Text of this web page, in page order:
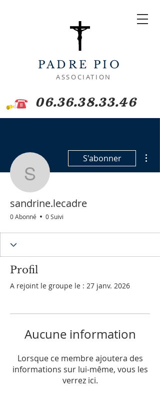
PADRE PIO
ASSOCIATION
06.36.38.33.46
sandrine.lecadre
S'abonner
sandrine.lecadre
0 Abonné 0 Suivi
Profil
A rejoint le groupe le : 27 janv. 2026
Aucune information
Lorsque ce membre ajoutera des
informations sur lui-même, vous les
verrez ici.